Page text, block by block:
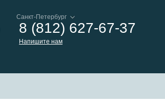
8 (812) 627-67-37
Напишите нам